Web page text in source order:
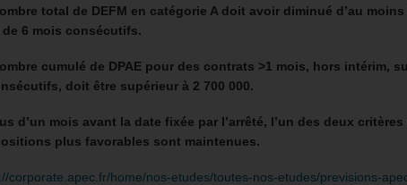
total de DEFM en catégorie A doit avoir diminué d’au moins
de 6 mois consécutifs.
cumulé de DPAE pour des contrats >1 mois, hors intérim,
doit être supérieur à 2 700 000.
d’un mois avant la date fixée par l’arrêté, l’un des deux
plus favorables sont maintenues.
corporate.apec.fr/home/nos-etudes/toutes-nos-etudes/previsions-